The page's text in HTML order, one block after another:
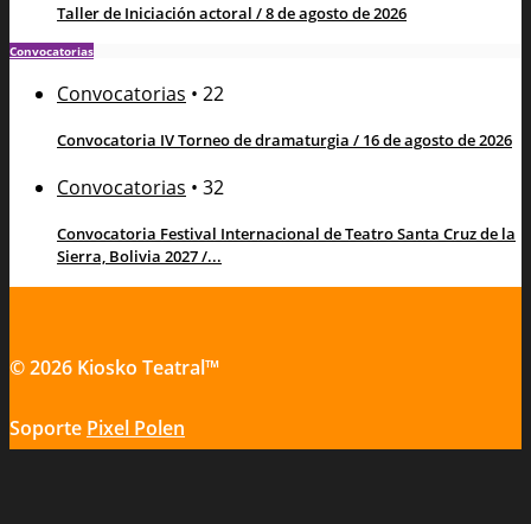
Taller de Iniciación actoral / 8 de agosto de 2026
Convocatorias
Convocatorias • 22
Convocatoria IV Torneo de dramaturgia / 16 de agosto de 2026
Convocatorias • 32
Convocatoria Festival Internacional de Teatro Santa Cruz de la
Sierra, Bolivia 2027 /...
© 2026 Kiosko Teatral™
Soporte Pixel Polen